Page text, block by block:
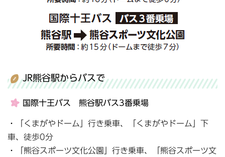
JR熊谷駅からバスで
国際十王バス 熊谷駅バス3番乗場
・「くまがやドーム」行き乗車、「くまがやドーム」下
車、徒歩0分
・「熊谷スポーツ文化公園」行き乗車、「熊谷スポーツ文